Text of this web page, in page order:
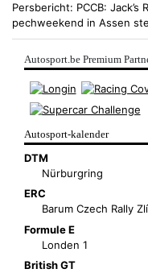
Persbericht PCCB Jack’s
pechweekend in Assen
Autosport.be Premium
Autosport-kalender
DTM
Nürburgring
ERC
Barum Czech Rally
Formule E
Londen 1
British GT